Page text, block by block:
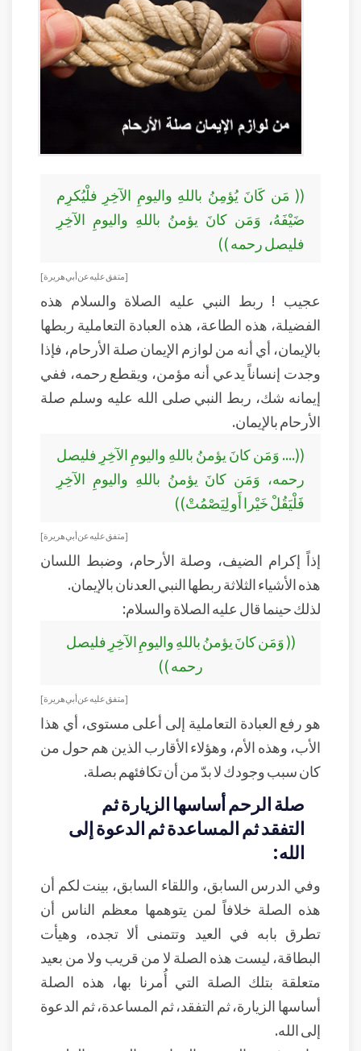
(( مَن كَانَ يُؤمِنُ باللهِ واليومِ الآخِرِ فلْيُكرِم
ضَيْفَهُ، وَمَن كانَ يؤمنُ باللهِ واليومِ الآخِرِ
فليصل رحمه ))
[ متفق عليه عن أبي هريرة]
عجيب ! ربط النبي عليه الصلاة والسلام هذه
الفضيلة، هذه الطاعة، هذه العبادة التعاملية ربطها
بالإيمان، أي أنه من لوازم الإيمان صلة الأرحام، فإذا
وجدت إنساناً يدعي أنه مؤمن، ويقطع رحمه، ففي
إيمانه شك، ربط النبي صلى الله عليه وسلم صلة
الأرحام بالإيمان.
((.... وَمَن كانَ يؤمنُ باللهِ واليومِ الآخِرِ فليصل
رحمه، وَمَن كانَ يؤمنُ باللهِ واليومِ الآخِرِ
فَلْيَقُلْ خَيْرا أَو لِيَصْمُتْ))
[ متفق عليه عن أبي هريرة]
إذاً إكرام الضيف، وصلة الأرحام، وضبط اللسان
هذه الأشياء الثلاثة ربطها النبي العدنان بالإيمان.
لذلك حينما قال عليه الصلاة والسلام:
(( وَمَن كانَ يؤمنُ باللهِ واليومِ الآخِرِ فليصل
رحمه ))
[ متفق عليه عن أبي هريرة]
هو رفع العبادة التعاملية إلى أعلى مستوى، أي هذا
الأب، وهذه الأم، وهؤلاء الأقارب الذين هم حول من
كان سبب وجودك لا بدّ من أن تكافئهم بصلة.
صلة الرحم أساسها الزيارة ثم
التفقد ثم المساعدة ثم الدعوة إلى
الله:
وفي الدرس السابق، واللقاء السابق، بينت لكم أن
هذه الصلة خلافاً لمن يتوهمها معظم الناس أن
تطرق بابه في العيد وتتمنى ألا تجده، وهيأت
البطاقة، ليست هذه الصلة لا من قريب ولا من بعيد
متعلقة بتلك الصلة التي أُمرنا بها، هذه الصلة
أساسها الزيارة، ثم التفقد، ثم المساعدة، ثم الدعوة
إلى الله.